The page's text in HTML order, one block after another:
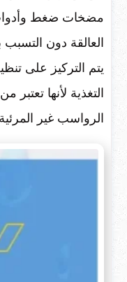
مضخات ضغط
العالقة دون
يتم التركيز على
التغذية لأنها
الرواسب غير